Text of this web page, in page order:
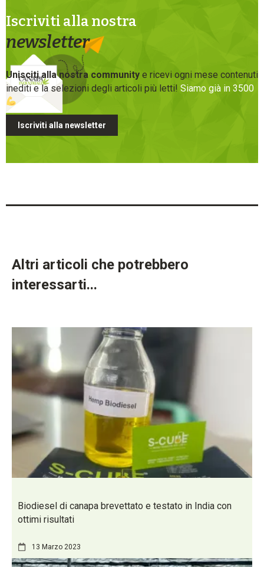
Iscriviti alla nostra
newsletter
Unisciti alla nostra community e ricevi ogni mese contenuti
inediti e la selezioni degli articoli più letti! Siamo già in 3500
Iscriviti alla newsletter
Altri articoli che potrebbero
interessarti...
Biodiesel di canapa brevettato e testato in India con
ottimi risultati
13 Marzo 2023